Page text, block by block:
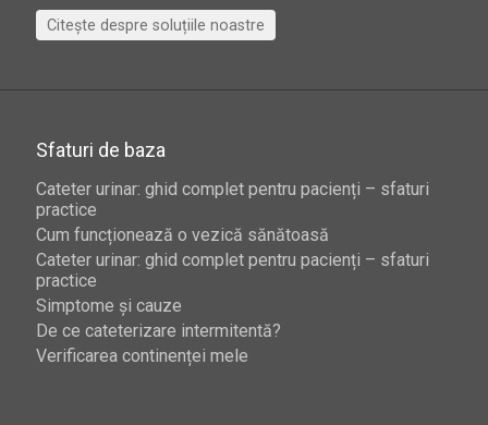
Citește despre soluțiile noastre
Sfaturi de baza
Cateter urinar: ghid complet pentru pacienți – sfaturi
practice
Cum funcționează o vezică sănătoasă
Cateter urinar: ghid complet pentru pacienți – sfaturi
practice
Simptome și cauze
De ce cateterizare intermitentă?
Verificarea continenței mele